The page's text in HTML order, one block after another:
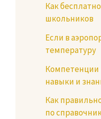
Как
школьников
Если в
температуру
Компетенции
навыки и
Как
по